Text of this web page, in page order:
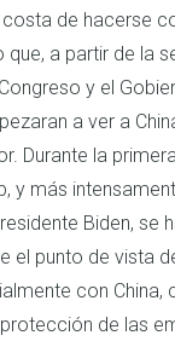
de hacerse
a partir de la
y el
a ver a
Durante la
y más
Biden, se
el punto de vista
con China,
de las